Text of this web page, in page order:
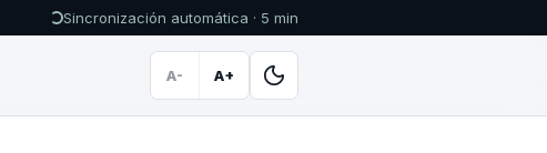
Sincronización automática · 5 min
A- A+